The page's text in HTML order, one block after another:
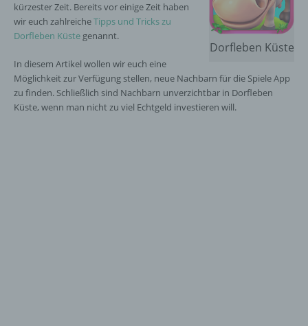
Dorfleben Küste
kürzester Zeit. Bereits vor einige Zeit haben
wir euch zahlreicheTipps und Tricks zu
Dorfleben Küste genannt.
In diesem Artikel wollen wir euch eine
Möglichkeit zur Verfügung stellen, neue Nachbarn für die Spiele App
zu finden. Schließlich sind Nachbarn unverzichtbar in Dorfleben
Küste, wenn man nicht zu viel Echtgeld investieren will.